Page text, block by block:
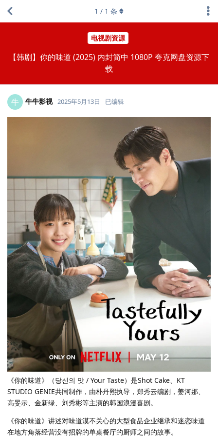
电视剧资源
【韩剧】你的味道 (2025) 内封简中 1080P 夸克网盘资源下
载
1 / 1 条
牛 牛牛影视 2025年5月13日 已编辑
《你的味道》（당신의 맛 / Your Taste）是Shot Cake、KT
STUDIO GENIE共同制作，由朴丹熙执导，郑秀云编剧，姜河那、
高旻示、金新绿、刘秀彬等主演的韩国浪漫喜剧。
《你的味道》讲述对味道漠不关心的大型食品企业继承和迷恋味道
在地方角落经营没有招牌的单桌餐厅的厨师之间的故事。